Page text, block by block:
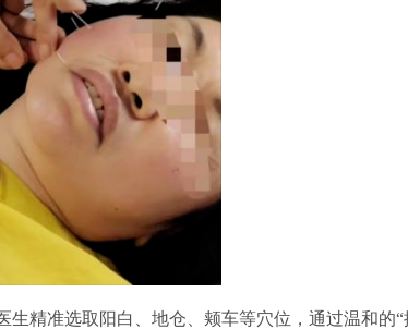
精准选取阳白、地仓、颊车等穴位，通过温和的“